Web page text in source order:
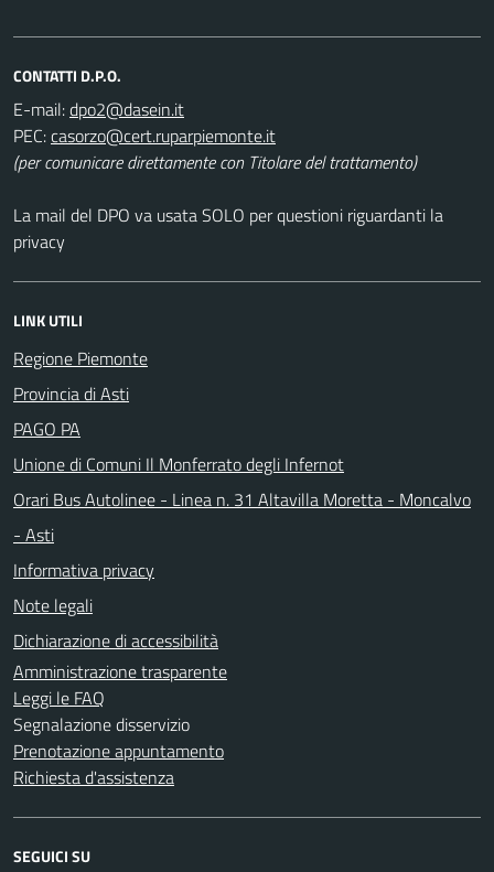
CONTATTI D.P.O.
E-mail:
PEC:
(per comunicare direttamente con Titolare del trattamento)
La mail del DPO va usata SOLO per questioni riguardanti la
privacy
LINK UTILI
Regione Piemonte
Provincia di Asti
PAGO PA
Unione di Comuni Il Monferrato degli Infernot
Orari Bus Autolinee - Linea n. 31 Altavilla Moretta - Moncalvo
- Asti
Informativa privacy
Note legali
Dichiarazione di accessibilità
Amministrazione trasparente
Leggi le FAQ
Segnalazione disservizio
Prenotazione appuntamento
Richiesta d'assistenza
SEGUICI SU